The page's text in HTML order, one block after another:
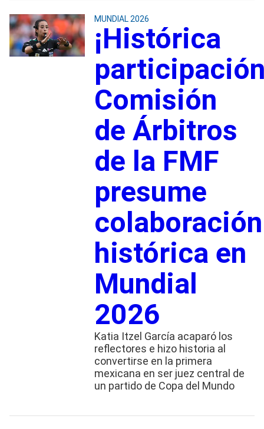
MUNDIAL 2026
¡Histórica
Comisión
de Árbitros
de la FMF
presume
colaboración
histórica en
Mundial
2026
Katia Itzel García acaparó los
reflectores e hizo historia al
convertirse en la primera
mexicana en ser juez central de
un partido de Copa del Mundo